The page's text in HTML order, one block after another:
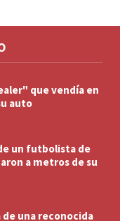
que vendía en
auto
un futbolista de
a metros de su
una reconocida